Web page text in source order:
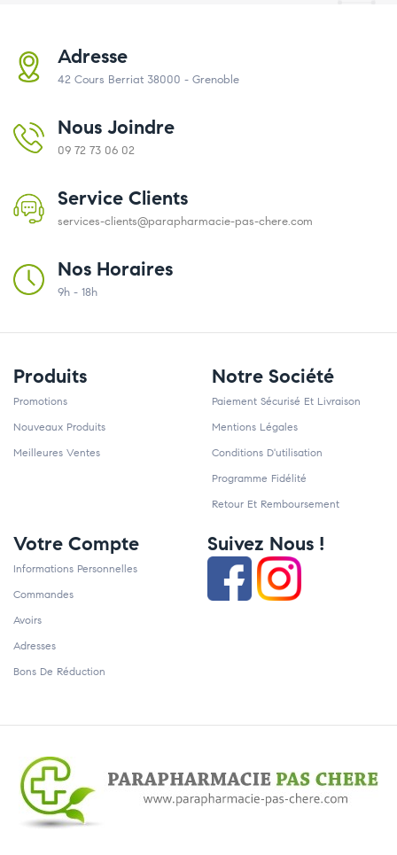
Adresse
42 Cours Berriat 38000 - Grenoble
Nous Joindre
09 72 73 06 02
Service Clients
services-clients@parapharmacie-pas-chere.com
Nos Horaires
9h - 18h
Produits
Promotions
Nouveaux Produits
Meilleures Ventes
Notre Société
Paiement Sécurisé Et Livraison
Mentions Légales
Conditions D'utilisation
Programme Fidélité
Retour Et Remboursement
Votre Compte
Informations Personnelles
Commandes
Avoirs
Adresses
Bons De Réduction
Suivez Nous !